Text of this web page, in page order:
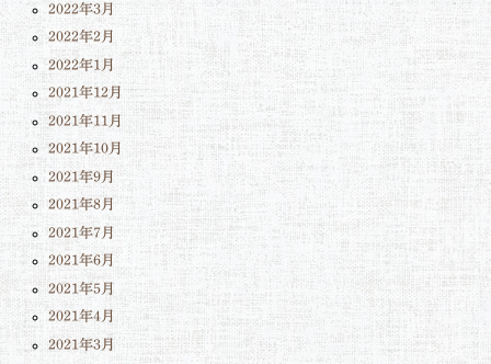
2022年3月
2022年2月
2022年1月
2021年12月
2021年11月
2021年10月
2021年9月
2021年8月
2021年7月
2021年6月
2021年5月
2021年4月
2021年3月